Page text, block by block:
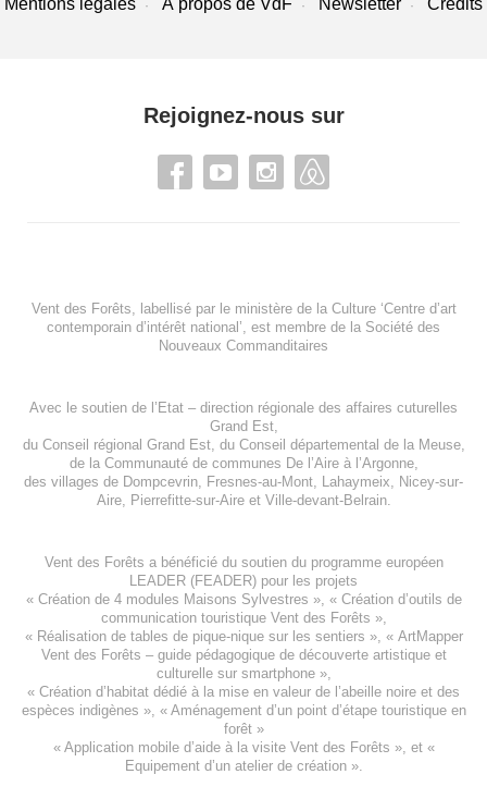
Rejoignez-nous sur
Vent des Forêts, labellisé par le ministère de la Culture ‘Centre d’art
contemporain d’intérêt national’, est membre de la Société des
Nouveaux Commanditaires
Avec le soutien de l’ Etat – direction régionale des affaires cuturelles
Grand Est,
du Conseil régional Grand Est, du Conseil départemental de la Meuse,
de la Communauté de communes De l’Aire à l’Argonne,
des villages de Dompcevrin Fresnes-au-Mont Lahaymeix
Nicey-sur-
Aire, Pierrefitte-sur-Aireet Ville-devant-Belrain.
Vent des Forêts a bénéficié du soutien du programme européen
LEADER (FEADER) pour les projets
« Création de 4 modules Maisons Sylvestres », « Création d’outils de
communication touristique Vent des Forêts »,
« Réalisation de tables de pique-nique sur les sentiers », « ArtMapper
Vent des Forêts – guide pédagogique de découverte artistique et
culturelle sur smartphone »,
« Création d’habitat dédié à la mise en valeur de l’abeille noire et des
espèces indigènes », « Aménagement d’un point d’étape touristique en
forêt»
« Application mobile d’aide à la visite Vent des Forêts », et «
Equipement d’un atelier de création».